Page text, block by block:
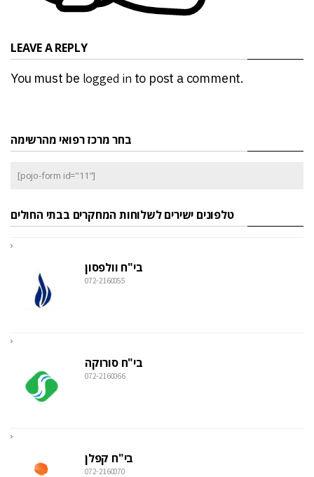
LEAVE A REPLY
You must be logged in to post a comment.
בחר מרכז רפואי מהרשימה
[pojo-form id="11"]
טלפונים ישירים לשלוחות המחקרים בבתי החולים
בי"ח וולפסון
072-2160055
בי"ח סורוקה
072-2160066
בי"ח קפלן
072-2160070